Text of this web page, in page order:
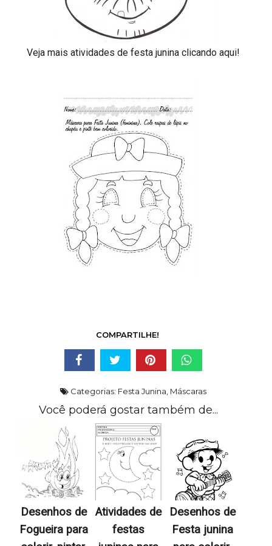
Veja mais atividades de festa junina clicando aqui!
COMPARTILHE!
Categorias: Festa Junina Máscaras
Você poderá gostar também de...
Desenhos de
Fogueira para
Atividades de
festas
Desenhos de
Festa junina